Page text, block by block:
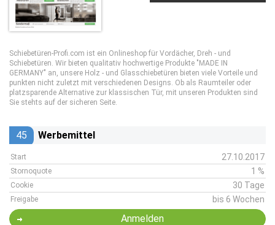
Schiebetüren-Profi.com ist ein Onlineshop für Vordächer, Dreh - und
Schiebetüren. Wir bieten qualitativ hochwertige Produkte "MADE IN
GERMANY" an, unsere Holz - und Glasschiebetüren bieten viele Vorteile und
punkten nicht zuletzt mit verschiedenen Designs. Ob als Raumteiler oder
platzsparende Alternative zur klassischen Tür, mit unseren Produkten sind
Sie stehts auf der sicheren Seite.
45 Werbemittel
Start 27.10.2017
Stornoquote 1 %
Cookie 30 Tage
Freigabe bis 6 Wochen
Anmelden